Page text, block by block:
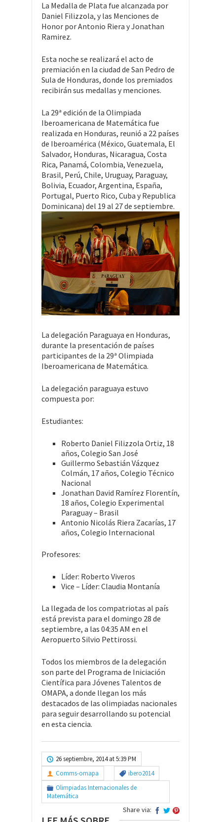
La Medalla de Plata fue alcanzada por
Daniel Filizzola, y las Menciones de
Honor por Antonio Riera y Jonathan
Ramirez.
Esta noche se realizará el acto de
premiación en la ciudad de San Pedro de
Sula de Honduras, donde los premiados
recibirán sus medallas y menciones.
La 29ª edición de la Olimpiada
Iberoamericana de Matemática fue
realizada en Honduras, reunió a 22 países
de Iberoamérica (México, Guatemala, El
Salvador, Honduras, Nicaragua, Costa
Rica, Panamá, Colombia, Venezuela,
Brasil, Perú, Chile, Uruguay, Paraguay,
Bolivia, Ecuador, Argentina, España,
Portugal, Puerto Rico, Cuba y Republica
Dominicana) del 19 al 27 de septiembre.
La delegación Paraguaya en Honduras,
durante la presentación de países
participantes de la 29ª Olimpiada
Iberoamericana de Matemática.
La delegación paraguaya estuvo
compuesta por:
Estudiantes:
Roberto Daniel Filizzola Ortiz, 18
años, Colegio San José
Guillermo Sebastián Vázquez
Colmán, 17 años, Colegio Técnico
Nacional
Jonathan David Ramírez Florentín,
18 años, Colegio Experimental
Paraguay – Brasil
Antonio Nicolás Riera Zacarías, 17
años, Colegio Internacional
Profesores:
Líder: Roberto Viveros
Vice – Líder: Claudia Montanía
La llegada de los compatriotas al país
está prevista para el domingo 28 de
septiembre, a las 04:35 AM en el
Aeropuerto Silvio Pettirossi.
Todos los miembros de la delegación
son parte del Programa de Iniciación
Científica para Jóvenes Talentos de
OMAPA, a donde llegan los más
destacados de las olimpiadas nacionales
para seguir desarrollando su potencial
en esta ciencia.
26 septiembre, 2014 at 5:39 PM
Comms-omapa
ibero2014
Olimpiadas Internacionales de
Matemática
Share via: